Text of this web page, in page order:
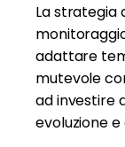
La strategia
adattare
mutevole
ad investire
evoluzione